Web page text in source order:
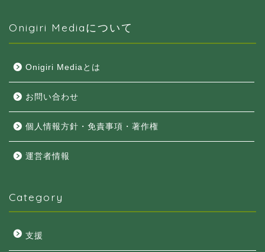
Onigiri Mediaについて
Onigiri Mediaとは
お問い合わせ
個人情報方針・免責事項・著作権
運営者情報
Category
支援